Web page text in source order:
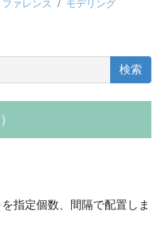
ァレンス
モデリング
指定個数、間隔で配置しま